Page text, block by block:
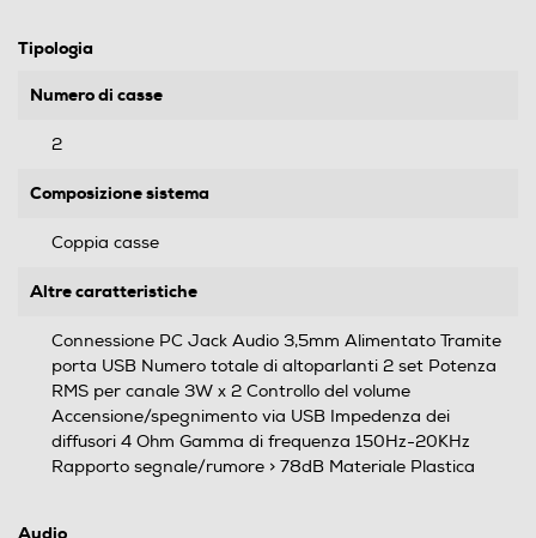
Tipologia
Numero di casse
2
Composizione sistema
Coppia casse
Altre caratteristiche
Connessione PC Jack Audio 3,5mm Alimentato Tramite
porta USB Numero totale di altoparlanti 2 set Potenza
RMS per canale 3W x 2 Controllo del volume
Accensione/spegnimento via USB Impedenza dei
diffusori 4 Ohm Gamma di frequenza 150Hz-20KHz
Rapporto segnale/rumore > 78dB Materiale Plastica
Audio